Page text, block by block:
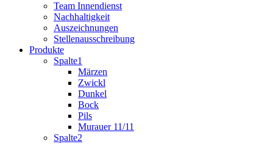
Team Innendienst
Nachhaltigkeit
Auszeichnungen
Stellenausschreibung
Produkte
Spalte1
Märzen
Zwickl
Dunkel
Bock
Pils
Murauer 11/11
Spalte2